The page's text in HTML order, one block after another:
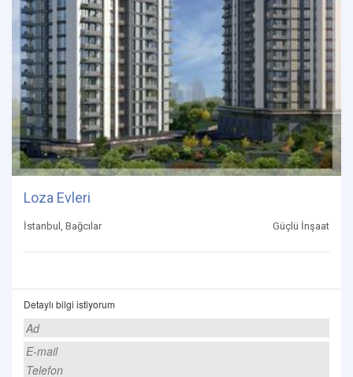
Loza Evleri
İstanbul, Bağcılar Güçlü İnşaat
Detaylı bilgi istiyorum